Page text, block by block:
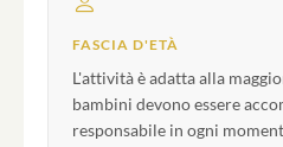
FASCIA D'ETÀ
L'attività è adatta alla
bambini devono essere
responsabile in ogni